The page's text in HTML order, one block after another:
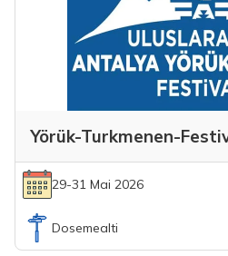
Yörük-Turkmenen-
29-31 Mai 2026
Dosemealti